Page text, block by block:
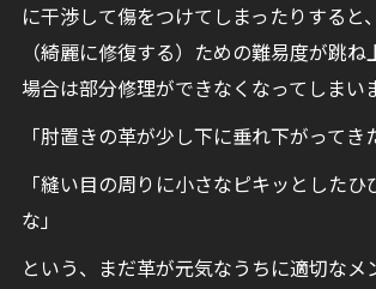
に干渉して傷をつけてしまったりすると
（綺麗に修復する）ための難易度が跳
場合は部分修理ができなくなってしまい
「肘置きの革が少し下に垂れ下がってき
「縫い目の周りに小さなピキッとした
な」
という、まだ革が元気なうちに適切なメ